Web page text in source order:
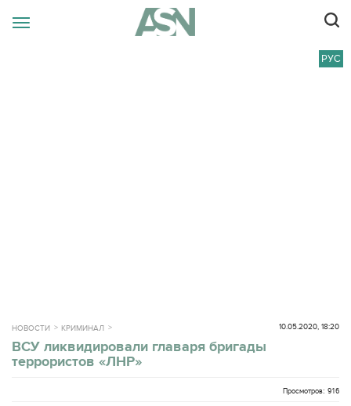
РУС
НОВОСТИ КРИМИНАЛ 10.05.2020, 18:20
ВСУ ликвидировали главаря бригады
террористов «ЛНР»
Просмотров: 916